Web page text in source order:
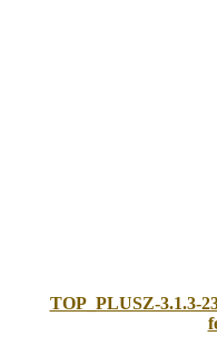
TOP_PLUSZ-3.1.3-